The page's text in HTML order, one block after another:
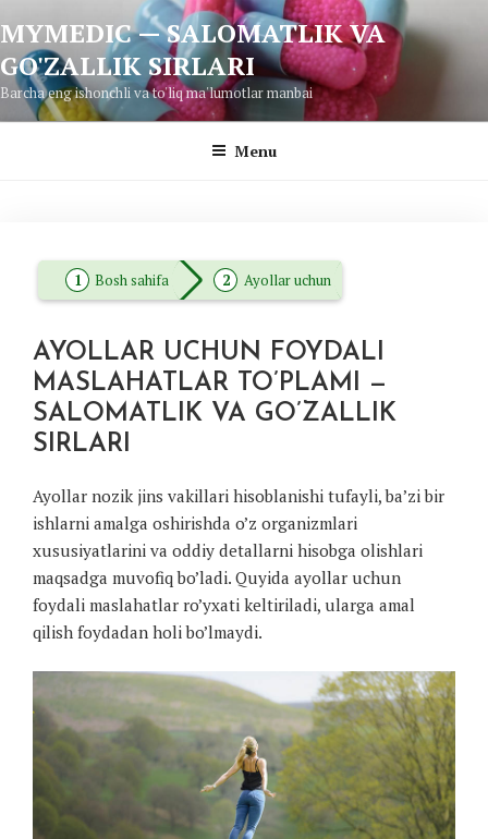
to
content
MYMEDIC — SALOMATLIK VA
GO'ZALLIK SIRLARI
Barcha eng ishonchli va to'liq ma'lumotlar manbai
Menu
Bosh sahifa Ayollar uchun
AYOLLAR UCHUN FOYDALI
MASLAHATLAR TO’PLAMI —
SALOMATLIK VA GO’ZALLIK
SIRLARI
Ayollar nozik jins vakillari hisoblanishi tufayli, ba’zi bir
ishlarni amalga oshirishda o’z organizmlari
xususiyatlarini va oddiy detallarni hisobga olishlari
maqsadga muvofiq bo’ladi. Quyida ayollar uchun
foydali maslahatlar ro’yxati keltiriladi, ularga amal
qilish foydadan holi bo’lmaydi.